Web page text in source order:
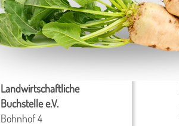
Landwirtschaftliche
Buchstelle e.V.
Bohnhof 4